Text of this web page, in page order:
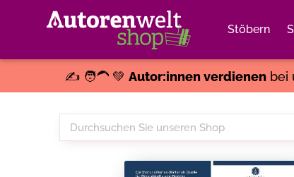
Stöbern
✍️ 🧑‍🦱 💚 Autor:innen verdienenbei
Durchsuchen
Sie